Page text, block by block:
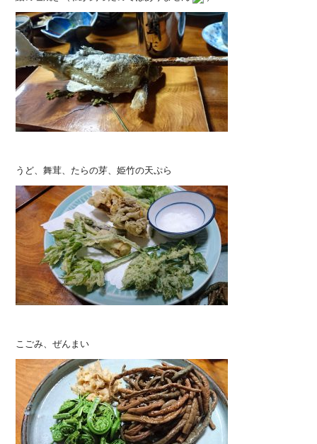
うど、舞茸、たらの芽、姫竹の天ぷら
こごみ、ぜんまい